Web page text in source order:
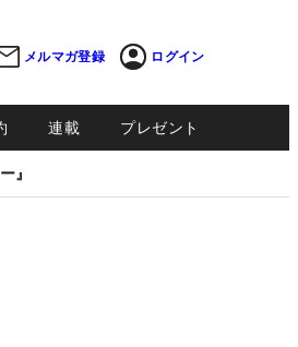
メルマガ登録 ログイン
連載 プレゼント
』